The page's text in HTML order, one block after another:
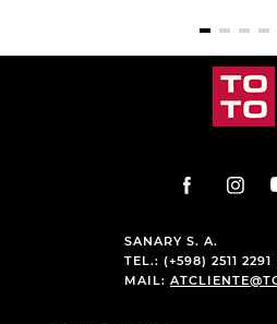
SANARY S. A.
TEL.: (+598) 2511 2291
MAIL: